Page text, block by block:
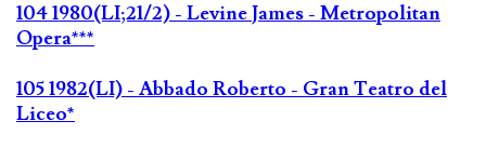
104 1980(LI;21/2) - Levine James - Metropolitan
Opera***
105 1982(LI) - Abbado Roberto - Gran Teatro del
Liceo*